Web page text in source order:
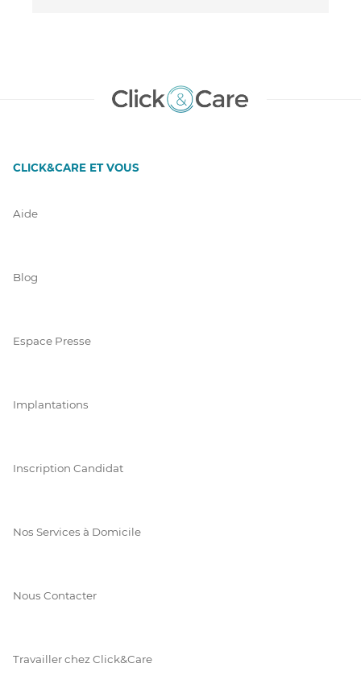
CLICK&CARE ET VOUS
Aide
Blog
Espace Presse
Implantations
Inscription Candidat
Nos Services à Domicile
Nous Contacter
Travailler chez Click&Care